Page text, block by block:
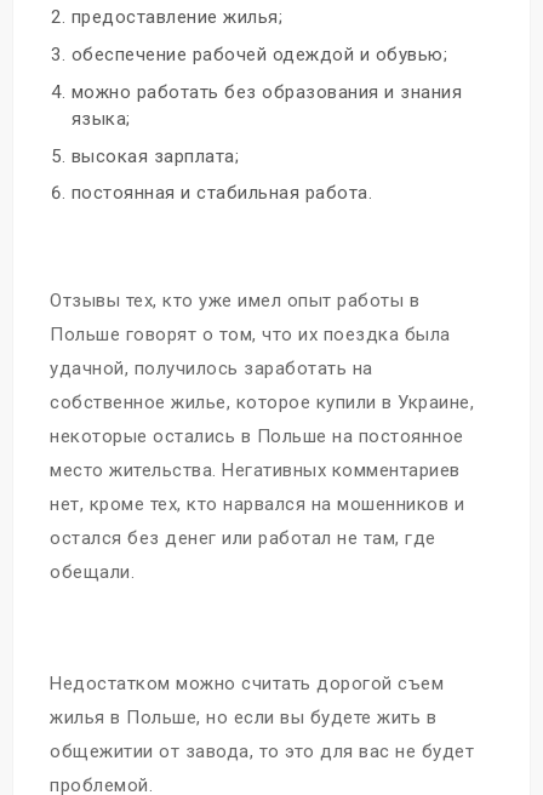
предоставление жилья;
обеспечение рабочей одеждой и обувью;
можно работать без образования и знания
языка;
высокая зарплата;
постоянная и стабильная работа.
Отзывы тех, кто уже имел опыт работы в
Польше говорят о том, что их поездка была
удачной, получилось заработать на
собственное жилье, которое купили в Украине,
некоторые остались в Польше на постоянное
место жительства. Негативных комментариев
нет, кроме тех, кто нарвался на мошенников и
остался без денег или работал не там, где
обещали.
Недостатком можно считать дорогой съем
жилья в Польше, но если вы будете жить в
общежитии от завода, то это для вас не будет
проблемой.